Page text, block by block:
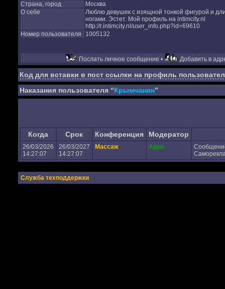
Страна, город
Москва
О себе
Люблю девушек с изящной тонкой фигурой и
ногами. Эстет. Мой профиль на intimcity.nl
http://r.intimcity.nl/user_info.php?id=69610
Номер пользователя
1005132
Послать личное сообщение • Добавить в
Код для вставки в пост ссылки на профиль
Наказания пользователя “Крымчанин”
Когда Срок Конференция Модератор
26/03/2026
14:27:07
26/03/2027
14:27:07
Массаж Appo
Служба техподдержки